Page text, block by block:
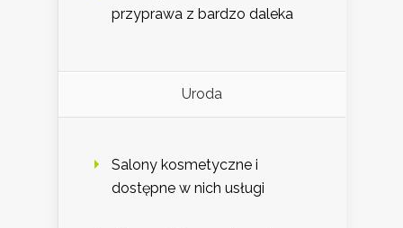
przyprawa z bardzo daleka
Uroda
Salony kosmetyczne i
dostępne w nich usługi